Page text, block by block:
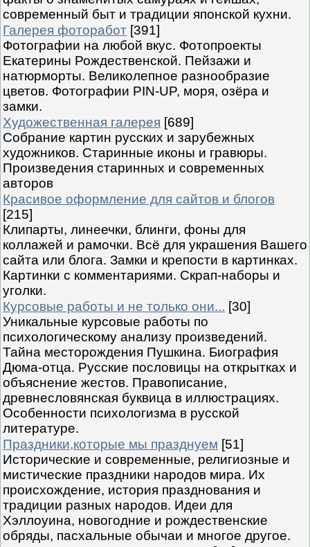
современный быт и традиции японской кухни.
Галерея фоторабот [391]
Фотографии на любой вкус. Фотопроекты
Екатерины Рождественской. Пейзажи и
натюрморты. Великолепное разнообразие
цветов. Фотографии PIN-UP, моря, озёра и
замки.
Художественная галерея [689]
Собрание картин русских и зарубежных
художников. Старинные иконы и гравюры.
Произведения старинных и современных
авторов
Красивое оформление для сайтов и блогов
[215]
Клипарты, линеечки, блинги, фоны для
коллажей и рамочки. Всё для украшения Вашего
сайта или блога. Замки и крепости в картинках.
Картинки с комментариями. Скрап-наборы и
уголки.
Курсовые работы и не только они... [30]
Уникальные курсовые работы по
психологическому анализу произведений.
Тайна месторождения Пушкина. Биография
Дюма-отца. Русские пословицы на открытках и
объяснение жестов. Правописание,
древнесловянская буквица в иллюстрациях.
Особенности психологизма в русской
литературе.
Праздники,которые мы празднуем [51]
Исторические и современные, религиозные и
мистические праздники народов мира. Их
происхождение, история празднования и
традиции разных народов. Идеи для
Хэллоуина, новогодние и рождественские
обряды, пасхальные обычаи и многое другое.